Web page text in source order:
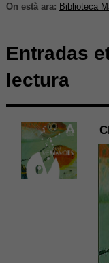
On està ara: Biblioteca
Entradas
lectura